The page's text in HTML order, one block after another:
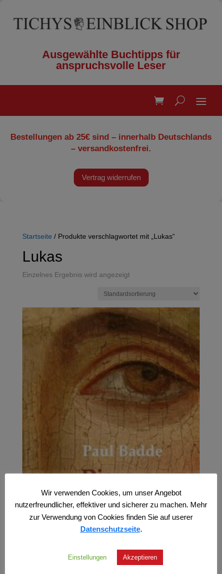
Ausgewählte Buchtipps für
anspruchsvolle Leser
Bestellungen ab 25€ sind – innerhalb Deutschlands
– versandkostenfrei.
Vertrag widerrufen
Startseite / Produkte verschlagwortet mit „Lukas“
Lukas
Einzelnes Ergebnis wird angezeigt
Wir verwenden Cookies, um unser Angebot
nutzerfreundlicher, effektiver und sicherer zu machen. Mehr
zur Verwendung von Cookies finden Sie auf userer
Datenschutzseite.
Einstellungen Akzeptieren